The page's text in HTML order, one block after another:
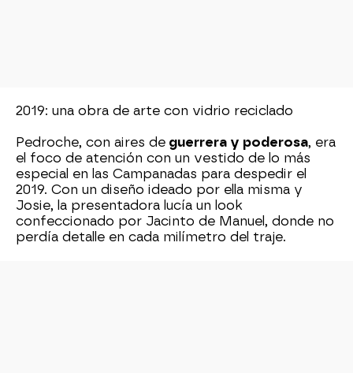
2019: una obra de arte con vidrio reciclado
Pedroche, con aires de guerrera y poderosa, era
el foco de atención con un vestido de lo más
especial en las Campanadas para despedir el
2019. Con un diseño ideado por ella misma y
Josie, la presentadora lucía un look
confeccionado por Jacinto de Manuel, donde no
perdía detalle en cada milímetro del traje.